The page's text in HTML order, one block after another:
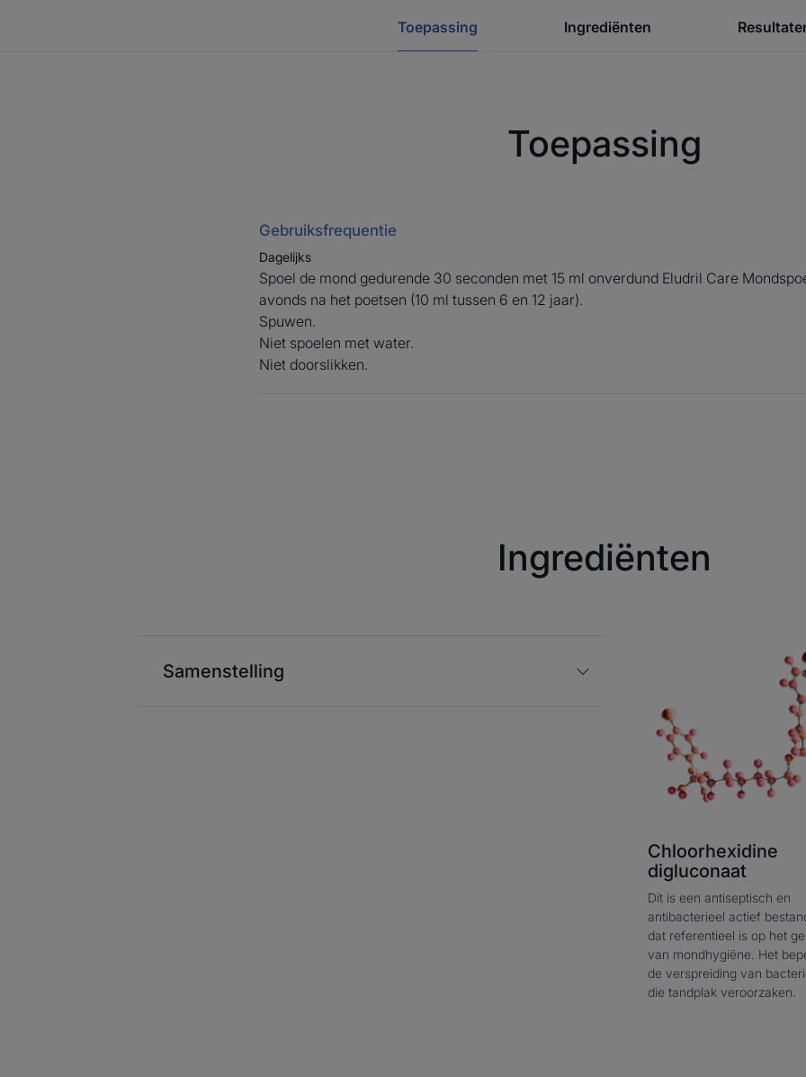
Chloorhexidine
chloorhexidine
combinatie
versterkte anti-
navologing
verzorging en
van tandplak
Toepassing Ingrediënten
Toepassing
Gebruiksfrequentie
Dagelijks
Spoel de mond gedurende 30 seconden met 15 ml onverdund Eludril Care
avonds na het poetsen (10 ml tussen 6 en 12 jaar).
Spuwen.
Niet spoelen met water.
Niet doorslikken.
Ingrediënten
Samenstelling
Chloorhexidine
digluconaat
Dit is een antiseptisch en
antibacterieel actief
dat referentieel is op het
van mondhygiëne. Het
de verspreiding van
die tandplak veroorzaken.